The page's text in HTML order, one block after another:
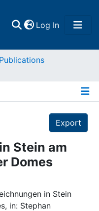
Log In(current)
Publications
Export
Stein am
Domes
in Stein
in: Stephan